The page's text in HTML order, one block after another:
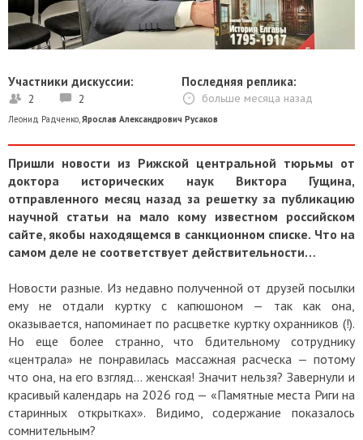
Участники дискуссии:
2 2
Последняя реплика:
больше месяца назад
Леонид Радченко,Ярослав Александрович Русаков
Пришли новости из Рижской центральной тюрьмы от
доктора исторических наук Виктора Гущина,
отправленного месяц назад за решетку за публикацию
научной статьи на мало кому известном российском
сайте, якобы находящемся в санкционном списке. Что на
самом деле не соответствует действительности…
Новости разные. Из недавно полученной от друзей посылки
ему не отдали куртку с капюшоном — так как она,
оказывается, напоминает по расцветке куртку охранников (!).
Но еще более странно, что бдительному сотруднику
«централа» не понравилась массажная расческа — потому
что она, на его взгляд… женская! Значит нельзя? Завернули и
красивый календарь на 2026 год — «Памятные места Риги на
старинных открытках». Видимо, содержание показалось
сомнительным?